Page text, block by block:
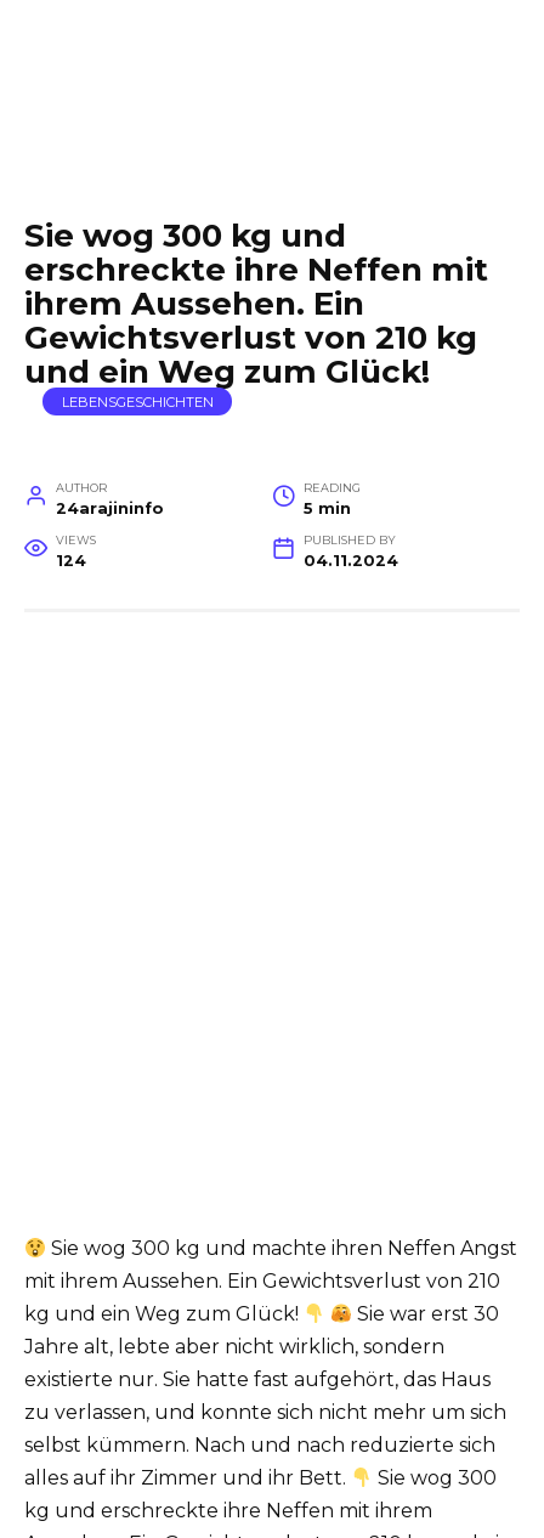
Sie wog 300 kg und
erschreckte ihre Neffen mit
ihrem Aussehen. Ein
Gewichtsverlust von 210 kg
und ein Weg zum Glück!
LEBENSGESCHICHTEN
AUTHOR
24arajininfo
READING
5 min
VIEWS
124
PUBLISHED BY
04.11.2024
Sie wog 300 kg und machte ihren Neffen Angst
mit ihrem Aussehen. Ein Gewichtsverlust von 210
kg und ein Weg zum Glück!
Sie war erst 30
Jahre alt, lebte aber nicht wirklich, sondern
existierte nur. Sie hatte fast aufgehört, das Haus
zu verlassen, und konnte sich nicht mehr um sich
selbst kümmern. Nach und nach reduzierte sich
alles auf ihr Zimmer und ihr Bett.
Sie wog 300
kg und erschreckte ihre Neffen mit ihrem